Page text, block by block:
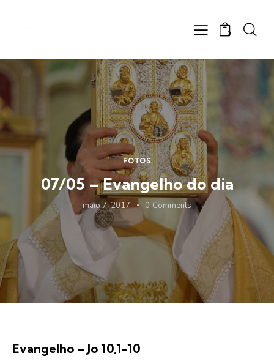
0
FOTOS
07/05 – Evangelho do dia
maio 7, 2017 0 Comments
Evangelho – Jo 10,1-10